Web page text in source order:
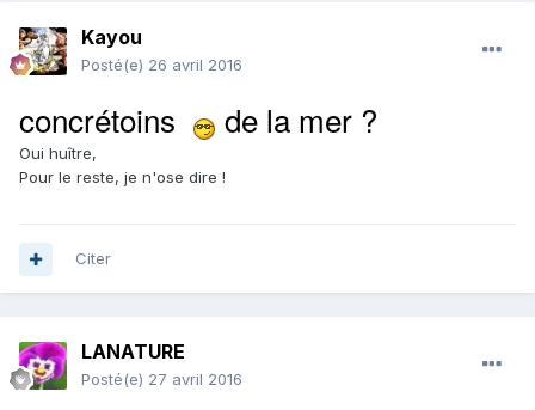
Kayou
Posté(e) 26 avril 2016
concrétoins de la mer ?
Oui huître,
Pour le reste, je n'ose dire !
Citer
LANATURE
Posté(e) 27 avril 2016